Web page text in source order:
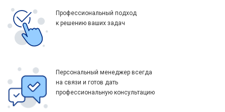
Профессиональный подход
к решению ваших задач
Персональный менеджер всегда
на связи и готов дать
профессиональную консультацию